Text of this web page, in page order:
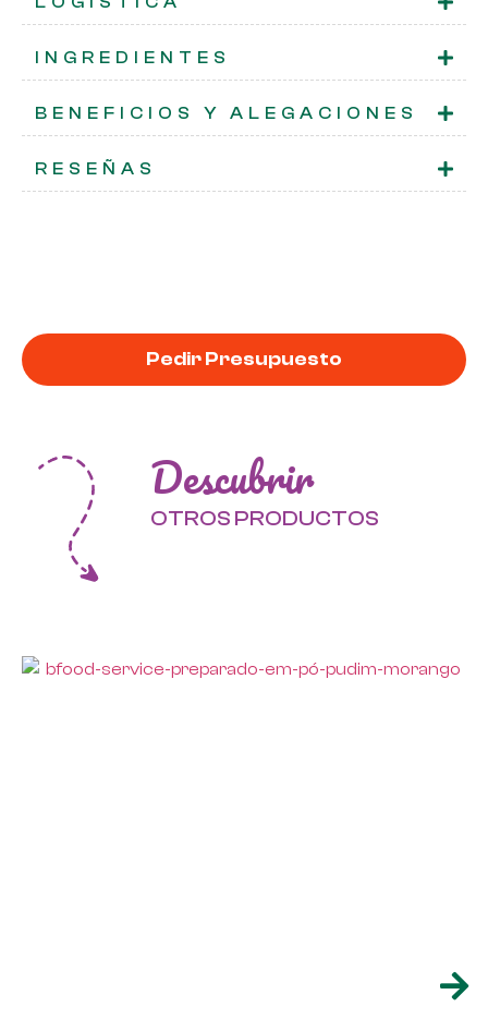
INGREDIENTES
BENEFICIOS Y ALEGACIONES
RESEÑAS
Pedir Presupuesto
Descubrir
OTROS PRODUCTOS